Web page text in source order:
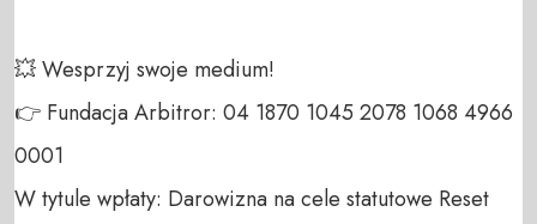
💥 Wesprzyj swoje medium!
👉 Fundacja Arbitror: 04 1870 1045 2078 1068 4966
0001
W tytule wpłaty: Darowizna na cele statutowe Reset